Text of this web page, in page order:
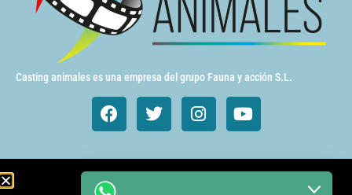
Casting animales es una empresa del grupo Fauna y acción S.L.
Animales de cine y TV